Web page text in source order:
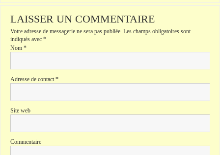
LAISSER UN COMMENTAIRE
Votre adresse de messagerie ne sera pas publiée. Les champs obligatoires sont
indiqués avec *
Nom *
Adresse de contact *
Site web
Commentaire